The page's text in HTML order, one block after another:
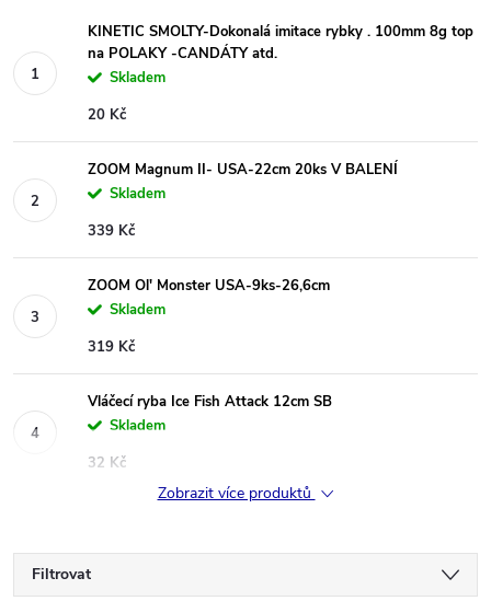
KINETIC SMOLTY-Dokonalá imitace rybky . 100mm 8g top
na POLAKY -CANDÁTY atd.
Skladem
20 Kč
ZOOM Magnum II- USA-22cm 20ks V BALENÍ
Skladem
339 Kč
ZOOM Ol' Monster USA-9ks-26,6cm
Skladem
319 Kč
Vláčecí ryba Ice Fish Attack 12cm SB
Skladem
32 Kč
Zobrazit více produktů
Filtrovat